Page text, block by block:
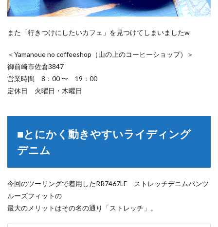
また「行きつけにしたいカフェ」を見つけてしまいましたw
＜Yamanoue no coffeeshop（山の上のコーヒーショップ）＞
御前崎市佐倉3847
営業時間 8：00 〜 19：00
定休日 火曜日・木曜日
■とにかく動きやすいライディング
デニム
今回のツーリングで着用したRR7467LF ストレッチデニムパンツ
ルーズフィットの
最大のメリットはその名の通り「ストレッチ」。